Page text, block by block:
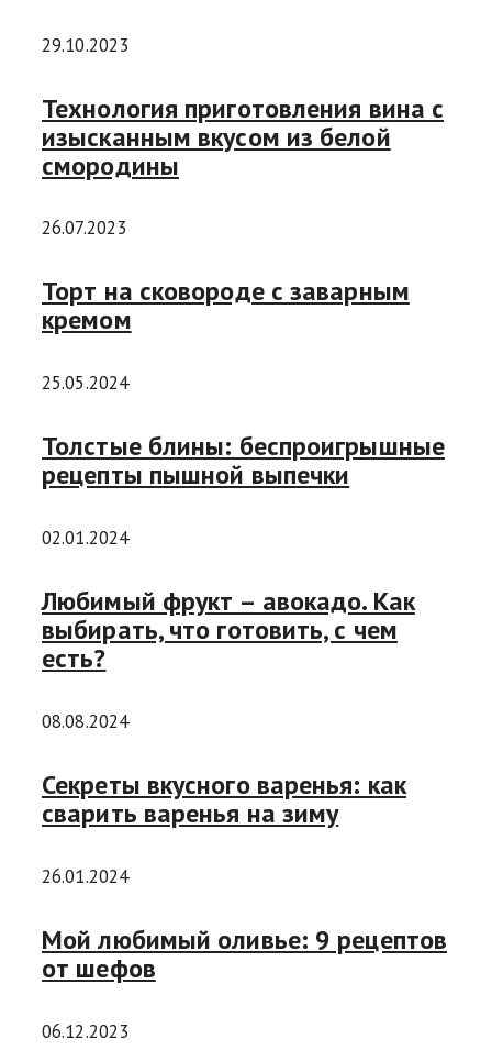
29.10.2023
Технология приготовления вина с
изысканным вкусом из белой
смородины
26.07.2023
Торт на сковороде с заварным
кремом
25.05.2024
Толстые блины: беспроигрышные
рецепты пышной выпечки
02.01.2024
Любимый фрукт – авокадо. Как
выбирать, что готовить, с чем
есть?
08.08.2024
Секреты вкусного варенья: как
сварить варенья на зиму
26.01.2024
Мой любимый оливье: 9 рецептов
от шефов
06.12.2023